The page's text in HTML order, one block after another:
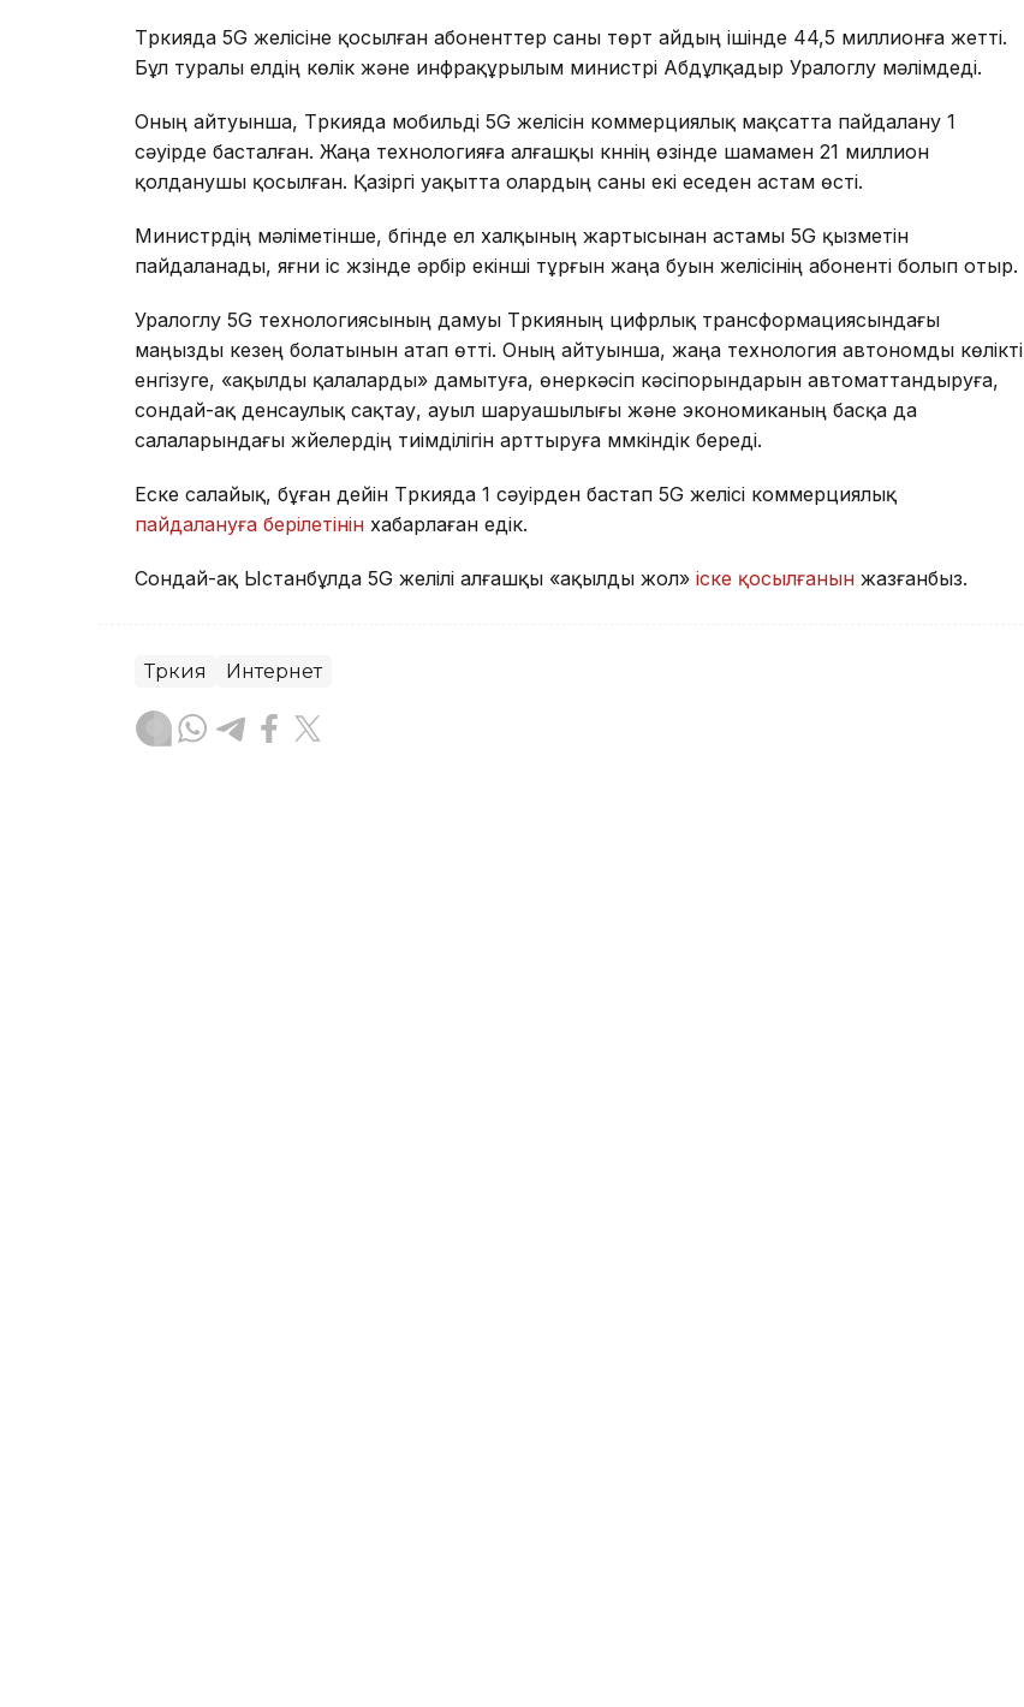
Түркияда 5G желісіне қосылған абоненттер саны төрт айдың ішінде 44,5 миллионға жетті.
Бұл туралы елдің көлік және инфрақұрылым министрі Абдұлқадыр Уралоглу мәлімдеді.
Оның айтуынша, Түркияда мобильді 5G желісін коммерциялық мақсатта пайдалану 1
сәуірде басталған. Жаңа технологияға алғашқы күннің өзінде шамамен 21 миллион
қолданушы қосылған. Қазіргі уақытта олардың саны екі еседен астам өсті.
Министрдің мәліметінше, бүгінде ел халқының жартысынан астамы 5G қызметін
пайдаланады, яғни іс жүзінде әрбір екінші тұрғын жаңа буын желісінің абоненті болып отыр.
Уралоглу 5G технологиясының дамуы Түркияның цифрлық трансформациясындағы
маңызды кезең болатынын атап өтті. Оның айтуынша, жаңа технология автономды көлікті
енгізуге, «ақылды қалаларды» дамытуға, өнеркәсіп кәсіпорындарын автоматтандыруға,
сондай-ақ денсаулық сақтау, ауыл шаруашылығы және экономиканың басқа да
салаларындағы жүйелердің тиімділігін арттыруға мүмкіндік береді.
Еске салайық, бұған дейін Түркияда 1 сәуірден бастап 5G желісі коммерциялық
пайдалануға берілетінін хабарлаған едік.
Сондай-ақ Ыстанбұлда 5G желілі алғашқы «ақылды жол» іске қосылғанын жазғанбыз.
Түркия Интернет